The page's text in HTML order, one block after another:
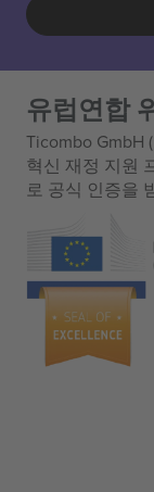
유럽연합
Ticombo GmbH
혁신 재정 지원
로 공식 인증을